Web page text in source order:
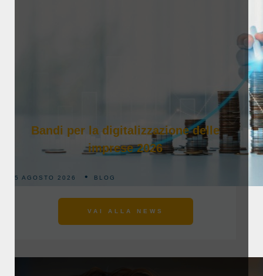
Bandi per la digitalizzazione delle
imprese 2026
5 AGOSTO 2026 BLOG
VAI ALLA NEWS